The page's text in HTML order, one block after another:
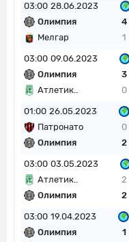
03:00 28.06.2023
Олимпия
4
Мелгар
1
03:00 09.06.2023
Олимпия
3
Атлетик..
0
01:00 26.05.2023
Патронато
0
Олимпия
2
03:00 03.05.2023
Атлетик..
2
Олимпия
2
03:00 19.04.2023
Олимпия
1